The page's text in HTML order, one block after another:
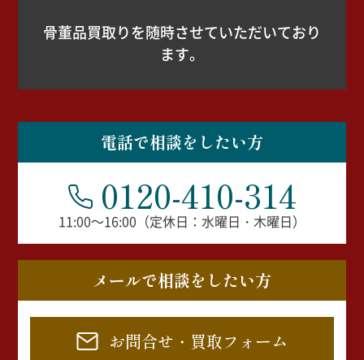
骨董品買取りを随時させていただいており
ます。
電話で相談をしたい方
0120-410-314
11:00～16:00（定休日：水曜日・木曜日）
メールで相談をしたい方
お問合せ・買取フォーム